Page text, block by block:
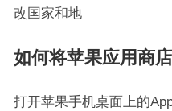
改国家和地
如何将苹果应用商
打开苹果手机桌面上的